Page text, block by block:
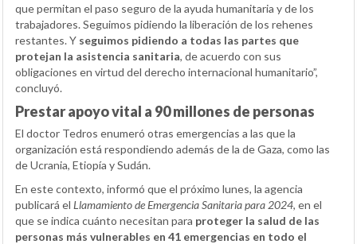
que permitan el paso seguro de la ayuda humanitaria y de los
trabajadores. Seguimos pidiendo la liberación de los rehenes
restantes. Y seguimos pidiendo a todas las partes que
protejan la asistencia sanitaria, de acuerdo con sus
obligaciones en virtud del derecho internacional humanitario”,
concluyó.
Prestar apoyo vital a 90 millones de personas
El doctor Tedros enumeró otras emergencias a las que la
organización está respondiendo además de la de Gaza, como las
de Ucrania, Etiopía y Sudán.
En este contexto, informó que el próximo lunes, la agencia
publicará el Llamamiento de Emergencia Sanitaria para 2024, en el
que se indica cuánto necesitan para proteger la salud de las
personas más vulnerables en 41 emergencias en todo el